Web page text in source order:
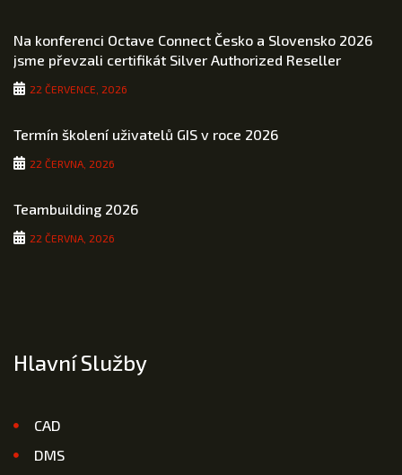
Na konferenci Octave Connect Česko a Slovensko 2026
jsme převzali certifikát Silver Authorized Reseller
22 ČERVENCE, 2026
Termín školení uživatelů GIS v roce 2026
22 ČERVNA, 2026
Teambuilding 2026
22 ČERVNA, 2026
Hlavní Služby
CAD
DMS